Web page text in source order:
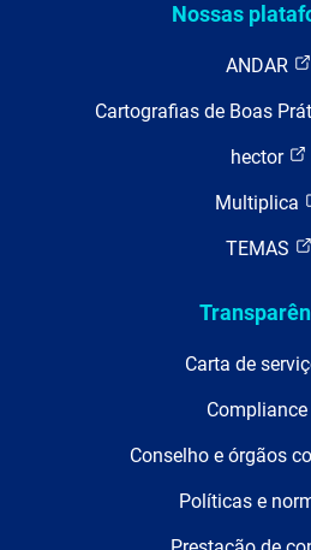
Nossas
ANDAR
Cartografias de Boas
hector
Multiplica
TEMAS
Carta de
Compliance
Conselho e órgãos
Políticas e